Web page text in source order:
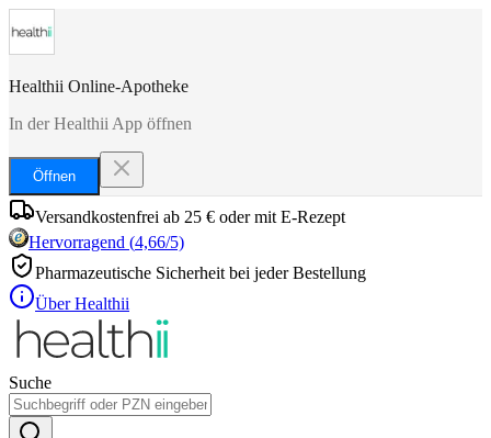
Healthii Online-Apotheke
In der Healthii App öffnen
Öffnen
Versandkostenfrei ab 25 € oder mit E-Rezept
Hervorragend (4,66/5)
Pharmazeutische Sicherheit bei jeder Bestellung
Über Healthii
Suche